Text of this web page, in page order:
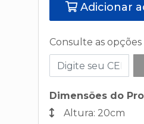
Adicionar
Consulte as
Dimensões do
Altura: 20cm